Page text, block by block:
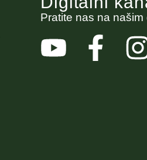
Pratite nas na